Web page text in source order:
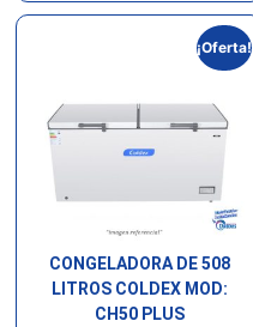
¡Oferta!
CONGELADORA DE 508
LITROS COLDEX MOD:
CH50 PLUS